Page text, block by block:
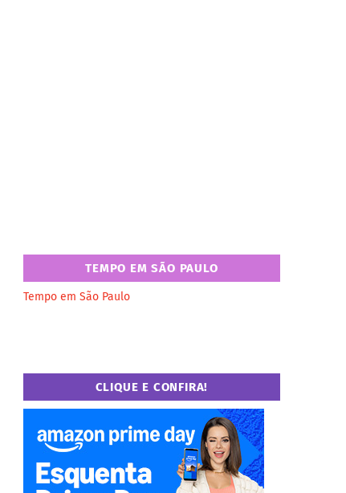
TEMPO EM SÃO PAULO
Tempo em São Paulo
CLIQUE E CONFIRA!